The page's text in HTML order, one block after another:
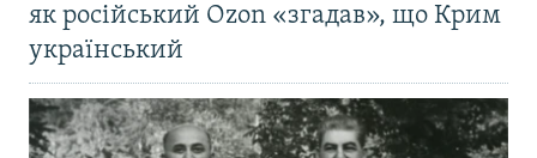
як російський Ozon «згадав», що Крим
український